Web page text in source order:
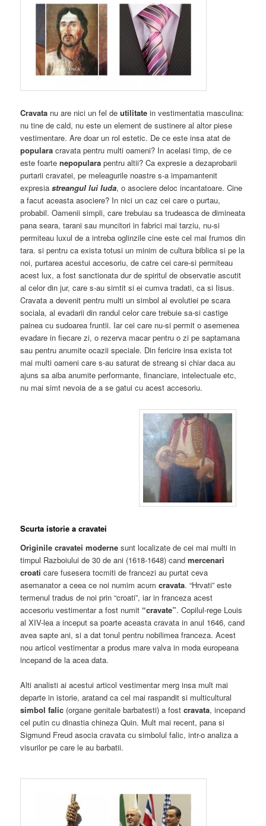
Cravata nu are nici un fel deutilitate in vestimentatia masculina:
nu tine de cald, nu este un element de sustinere al altor piese
vestimentare. Are doar un rol estetic. De ce este insa atat de
populara cravata pentru multi oameni? In acelasi timp, de ce
este foartenepopulara pentru altii? Ca expresie a dezaprobarii
purtarii cravatei, pe meleagurile noastre s-a impamantenit
expresiastreangul lui Iuda, o asociere deloc incantatoare. Cine
a facut aceasta asociere? In nici un caz cei care o purtau,
probabil. Oamenii simpli, care trebuiau sa trudeasca de dimineata
pana seara, tarani sau muncitori in fabrici mai tarziu, nu-si
permiteau luxul de a intreba oglinzile cine este cel mai frumos din
tara. si pentru ca exista totusi un minim de cultura biblica si pe la
noi, purtarea acestui accesoriu, de catre cei care-si permiteau
acest lux, a fost sanctionata dur de spiritul de observatie ascutit
al celor din jur, care s-au simtit si ei cumva tradati, ca si Iisus.
Cravata a devenit pentru multi un simbol al evolutiei pe scara
sociala, al evadarii din randul celor care trebuie sa-si castige
painea cu sudoarea fruntii. Iar cei care nu-si permit o asemenea
evadare in fiecare zi, o rezerva macar pentru o zi pe saptamana
sau pentru anumite ocazii speciale. Din fericire insa exista tot
mai multi oameni care s-au saturat de streang si chiar daca au
ajuns sa aiba anumite performante, financiare, intelectuale etc,
nu mai simt nevoia de a se gatui cu acest accesoriu.
Scurta istorie a cravatei
Originile cravatei moderne sunt localizate de cei mai multi in
timpul Razboiului de 30 de ani (1618-1648) candmercenari
croati care fusesera tocmiti de francezi au purtat ceva
asemanator a ceea ce noi numim acumcravata. “Hrvati” este
termenul tradus de noi prin “croati”, iar in franceza acest
accesoriu vestimentar a fost numit “cravate”. Copilul-rege Louis
al XIV-lea a inceput sa poarte aceasta cravata in anul 1646, cand
avea sapte ani, si a dat tonul pentru nobilimea franceza. Acest
nou articol vestimentar a produs mare valva in moda europeana
incepand de la acea data.
Alti analisti ai acestui articol vestimentar merg insa mult mai
departe in istorie, aratand ca cel mai raspandit si multicultural
simbol falic (organe genitale barbatesti) a fostcravata, incepand
cel putin cu dinastia chineza Quin. Mult mai recent, pana si
Sigmund Freud asocia cravata cu simbolul falic, intr-o analiza a
visurilor pe care le au barbatii.